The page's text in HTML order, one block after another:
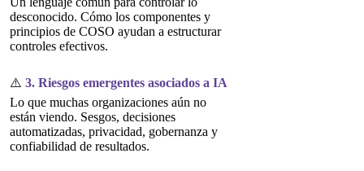
desconocido. Cómo los componentes y
principios de COSO ayudan a estructurar
controles efectivos.
⚠️ 3. Riesgos emergentes asociados a IA
Lo que muchas organizaciones aún no
están viendo. Sesgos, decisiones
automatizadas, privacidad, gobernanza y
confiabilidad de resultados.